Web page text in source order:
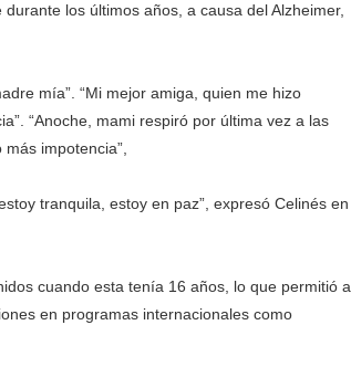
los últimos años, a causa del Alzheimer,
mía”. “Mi mejor amiga, quien me hizo
“Anoche, mami respiró por última vez a las
impotencia”,
tranquila, estoy en paz”, expresó Celinés en
cuando esta tenía 16 años, lo que permitió a
en programas internacionales como